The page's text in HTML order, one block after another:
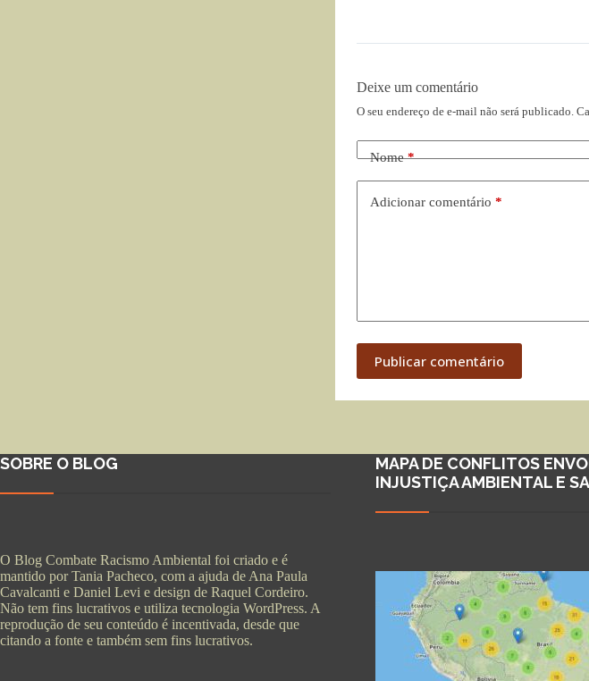
Deixe um comentário
O seu endereço de e-mail não será publicado.
Nome*
Adicionar comentário *
Publicar comentário
SOBRE O BLOG
O Blog Combate Racismo Ambiental foi criado e é
mantido por Tania Pacheco, com a ajuda de Ana Paula
Cavalcanti e Daniel Levi e design de Raquel Cordeiro.
Não tem fins lucrativos e utiliza tecnologia WordPress. A
reprodução de seu conteúdo é incentivada, desde que
citando a fonte e também sem fins lucrativos.
MAPA DE CONFLITOS
INJUSTIÇA AMBIENTAL E